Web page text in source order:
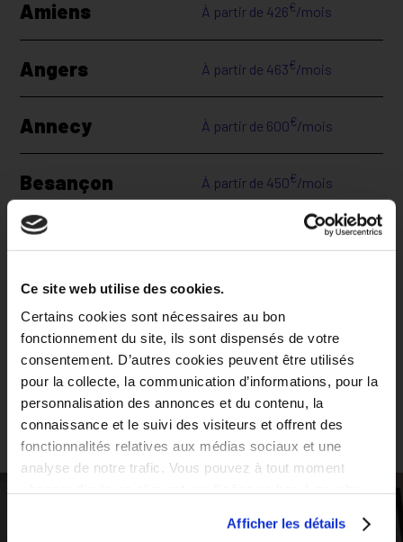
Ce site web utilise des cookies.
Certains cookies sont nécessaires au bon
fonctionnement du site, ils sont dispensés de votre
consentement. D’autres cookies peuvent être utilisés
pour la collecte, la communication d’informations, pour la
personnalisation des annonces et du contenu, la
connaissance et le suivi des visiteurs et offrent des
fonctionnalités relatives aux médias sociaux et une
analyse de notre trafic. Vous pouvez à tout moment
Afficher les détails
Amiens À partir de 426€/mois
Angers À partir de 463€/mois
Annecy À partir de 600€/mois
Besançon À partir de 450€/mois
Bordeaux /mois
Brest À partir de
Clermont-Ferrand À partir de471 /mois
Voir plus de villes